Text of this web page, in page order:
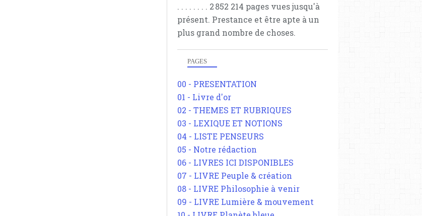
. . . . . . . . 2 852 214 pages vues jusqu'à
présent. Prestance et être apte à un
plus grand nombre de choses.
PAGES
00 - PRESENTATION
01 - Livre d'or
02 - THEMES ET RUBRIQUES
03 - LEXIQUE ET NOTIONS
04 - LISTE PENSEURS
05 - Notre rédaction
06 - LIVRES ICI DISPONIBLES
07 - LIVRE Peuple & création
08 - LIVRE Philosophie à venir
09 - LIVRE Lumière & mouvement